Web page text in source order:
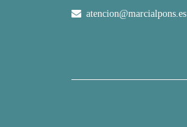
atencion@marcialpons.es